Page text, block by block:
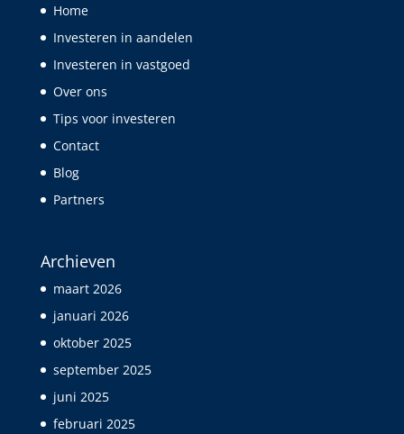
Home
Investeren in aandelen
Investeren in vastgoed
Over ons
Tips voor investeren
Contact
Blog
Partners
Archieven
maart 2026
januari 2026
oktober 2025
september 2025
juni 2025
februari 2025